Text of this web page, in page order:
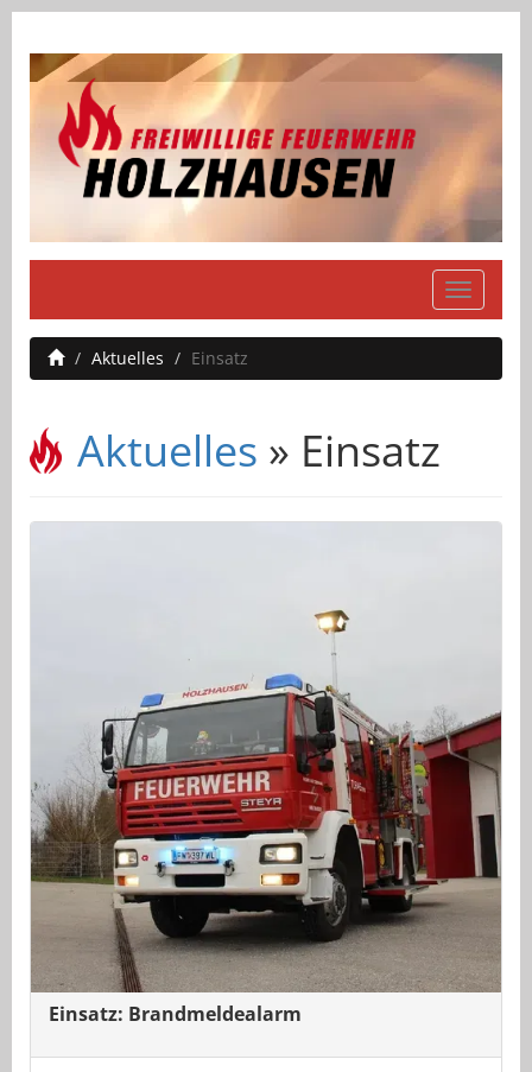
Aktuelles
Einsatz
Aktuelles » Einsatz
Einsatz: Brandmeldealarm